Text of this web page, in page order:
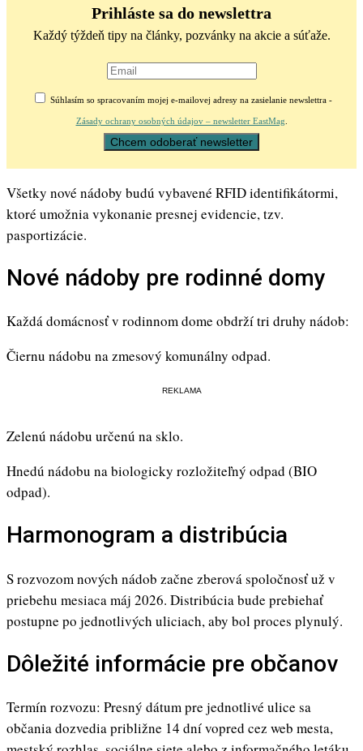
Prihláste sa do newslettra
Každý týždeň tipy na články, pozvánky na akcie a súťaže.
Súhlasím so spracovaním mojej e-mailovej adresy na zasielanie newslettra -
Zásady ochrany osobných údajov – newsletter EastMag
Všetky nové nádoby budú vybavené RFID identifikátormi,
ktoré umožnia vykonanie presnej evidencie, tzv.
pasportizácie.
Nové nádoby pre rodinné domy
Každá domácnosť v rodinnom dome obdrží tri druhy nádob:
Čiernu nádobu na zmesový komunálny odpad.
REKLAMA
Zelenú nádobu určenú na sklo.
Hnedú nádobu na biologicky rozložiteľný odpad (BIO
odpad).
Harmonogram a distribúcia
S rozvozom nových nádob začne zberová spoločnosť už v
priebehu mesiaca máj 2026. Distribúcia bude prebiehať
postupne po jednotlivých uliciach, aby bol proces plynulý.
Dôležité informácie pre občanov
Termín rozvozu: Presný dátum pre jednotlivé ulice sa
občania dozvedia približne 14 dní vopred cez web mesta,